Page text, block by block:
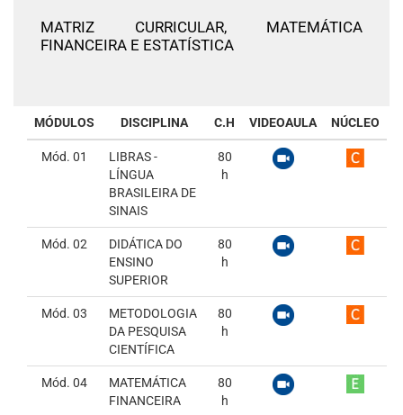
MATRIZ CURRICULAR, MATEMÁTICA
FINANCEIRA E ESTATÍSTICA
MÓDULOS DISCIPLINA C.H VIDEOAULA NÚCLEO
Mód. 01
LIBRAS -
LÍNGUA
BRASILEIRA DE
SINAIS
80
h
Mód. 02
DIDÁTICA DO
ENSINO
SUPERIOR
80
h
Mód. 03
METODOLOGIA
DA PESQUISA
CIENTÍFICA
80
h
Mód. 04
MATEMÁTICA
FINANCEIRA
80
h